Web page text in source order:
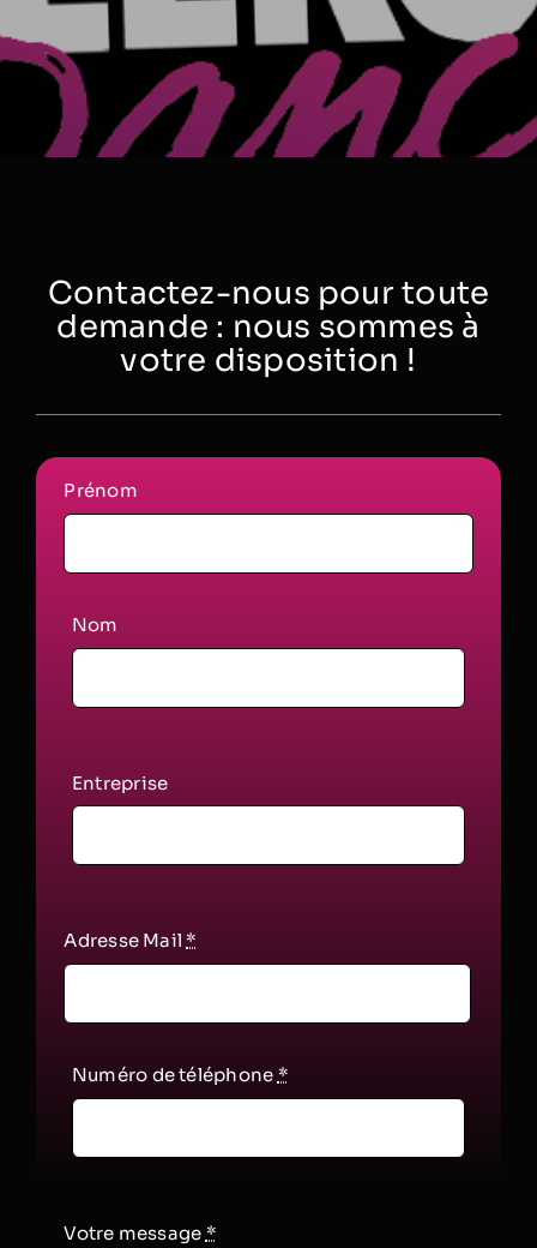
Contactez-nous pour toute
demande : nous sommes à
votre disposition !
Prénom
Nom
Entreprise
Adresse Mail *
Numéro de téléphone *
Votre message *